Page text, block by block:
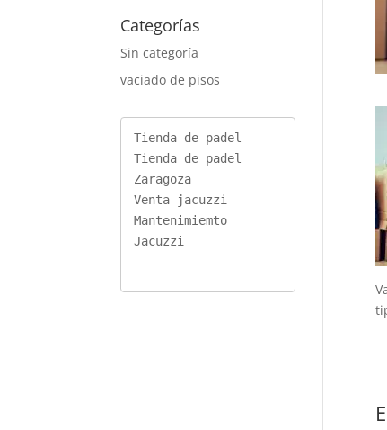
Categorías
Sin categoría
vaciado de pisos
Tienda de padel
Tienda de padel
Zaragoza
Venta jacuzzi
Mantenimiemto
Jacuzzi